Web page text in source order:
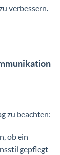
verbessern.
zu beachten:
ob ein
gepflegt